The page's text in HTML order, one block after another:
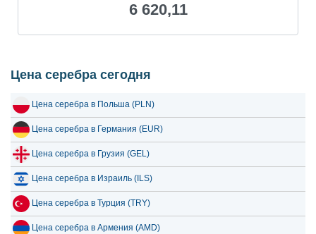
6,103.44
17 июля 2026
15 июля 2026 6,272.92 201.70
14 июля 2026 6,387.05 205.37
13 июля 2026 6,208.03 199.61
12 июля 2026 6,440.78 207.10
11 июля 2026 6,440.78 207.10
6 620,11
Цена серебра сегодня
Цена серебра в Польша (PLN)
Цена серебра в Германия (EUR)
Цена серебра в Грузия (GEL)
Цена серебра в Израиль (ILS)
Цена серебра в Турция (TRY)
Цена серебра в Армения (AMD)